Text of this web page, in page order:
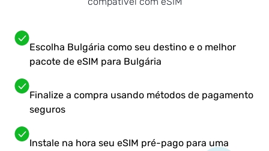
Escolha Bulgária como seu destino e o melhor
pacote de eSIM para Bulgária
Finalize a compra usando métodos de pagamento
seguros
Instale na hora seu eSIM pré-pago para uma